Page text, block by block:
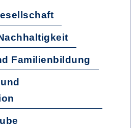
Familienbildung